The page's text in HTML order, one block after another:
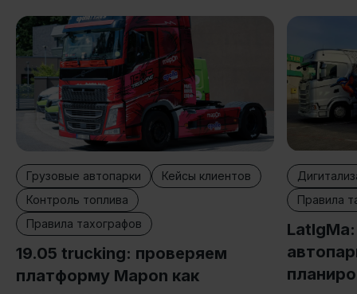
Грузовые автопарки
Кейсы клиентов
Контроль топлива
Правила тахографов
19.05 trucking: проверяем
платформу Mapon как
Правила